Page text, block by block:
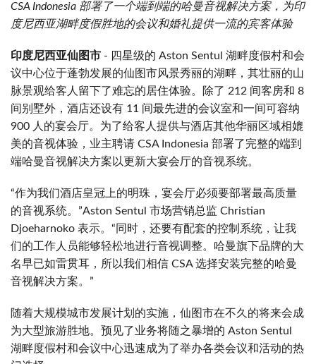
CSA Indonesia 部署了一个端到端的哈曼音视解决方案，为印
度尼西亚湖畔度假胜地的会议和婚礼提供一流的宾客体验
印度尼西亚仙图市 - 四星级的 Aston Sentul 湖畔度假村和会
议中心位于蓬勃发展的仙图市风景秀丽的湖畔，其壮丽的山
脉景观给客人留下了难忘的居住体验。除了 212 间客房和 8
间别墅外，酒店还设有 11 间最先进的会议室和一间可容纳
900 人的宴会厅。为了给客人提供与酒店其他华丽区域相媲
美的音视体验，业主聘请 CSA Indonesia 部署了完整的端到
端哈曼音视解决方案以更新大宴会厅的音视系统。
“作为我们酒店皇冠上的明珠，宴会厅必须要部署最高质量
的音视系统。”Aston Sentul 市场营销总监 Christian
Djoeharnoko 表示。“同时，还要有配套的控制系统，让我
们的工作人员能够轻松地进行音视调整。哈曼旗下品牌的大
名早已如雷贯耳，所以我们相信 CSA 选择安装完整的哈曼
音视解决方案。”
随着大规模城市发展计划的实施，仙图市在不久的将来会成
为大型旅游胜地。预见了业务将随之暴增的 Aston Sentul
湖畔度假村和会议中心迅速成为了举办各类会议和活动的热